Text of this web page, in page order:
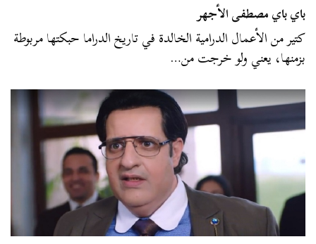
باي باي مصطفى الأجهر
كتير من الأعمال الدرامية الخالدة في تاريخ الدراما حبكتها مربوطة
بزمنها، يعني ولو خرجت من…